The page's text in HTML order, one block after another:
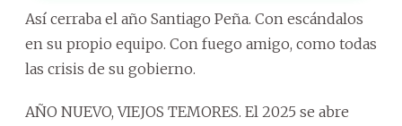
Así cerraba el año Santiago Peña. Con escándalos
en su propio equipo. Con fuego amigo, como todas
las crisis de su gobierno.
AÑO NUEVO, VIEJOS TEMORES. El 2025 se abre